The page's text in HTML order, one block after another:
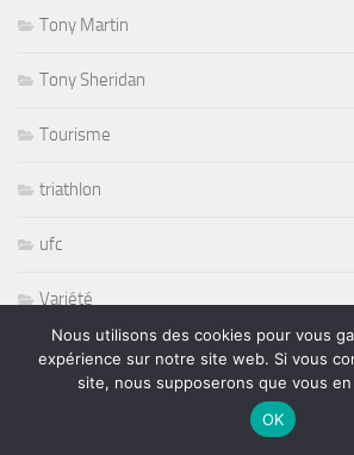
Tony Martin
Tony Sheridan
Tourisme
triathlon
ufc
Variété
volley ball
Nous utilisons des cookies pour vous
expérience sur notre site web. Si vous
site, nous supposerons que vous
OK